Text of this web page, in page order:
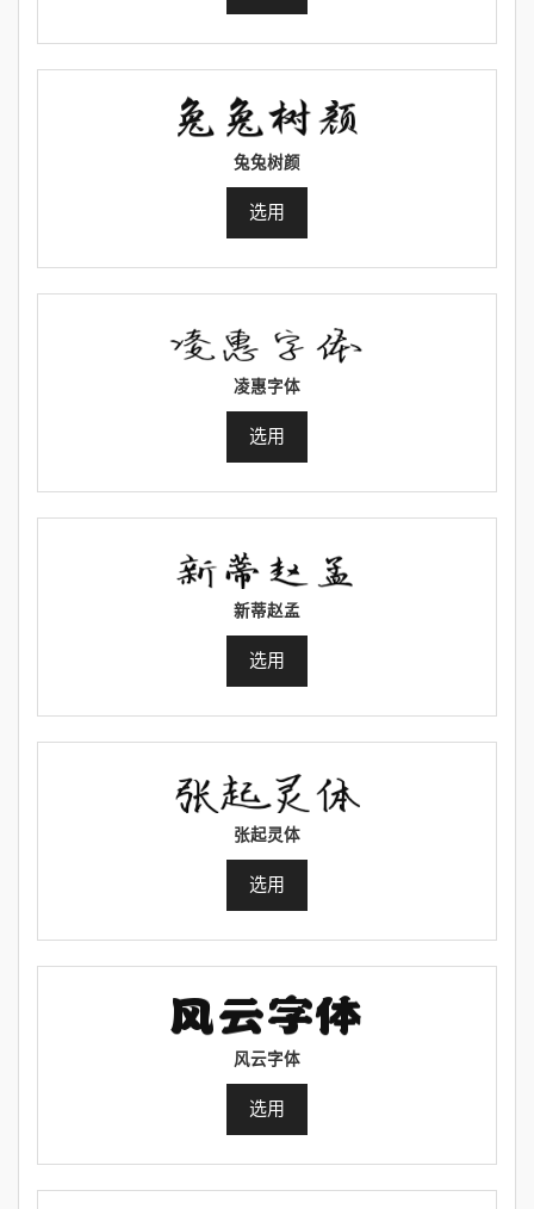
兔兔树颜
选用
凌惠字体
选用
新蒂赵孟
选用
张起灵体
选用
风云字体
选用